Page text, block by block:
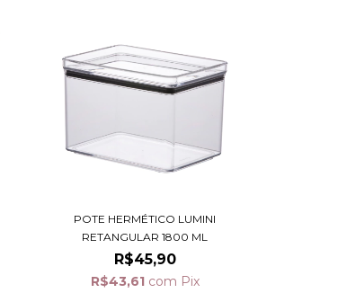
POTE HERMÉTICO LUMINI
RETANGULAR 1800 ML
R$45,90
R$43,61 com Pix